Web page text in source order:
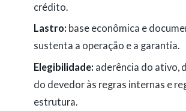
crédito.
Lastro: base econômica e
sustenta a operação e a garantia.
Elegibilidade: aderência do ativo,
do devedor às regras internas e
estrutura.